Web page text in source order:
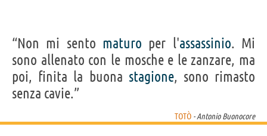
“Non mi sento maturo per l'assassinio. Mi
sono allenato con le mosche e le zanzare, ma
poi, finita la buona stagione, sono rimasto
senza cavie.”
TOTÒ - Antonio Buonocore